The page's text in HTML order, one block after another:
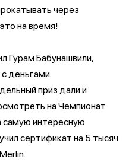
через
на время!
Гурам Бабунашвили,
деньгами.
приз дали и
на Чемпионат
самую интересную
сертификат на 5 тысяч